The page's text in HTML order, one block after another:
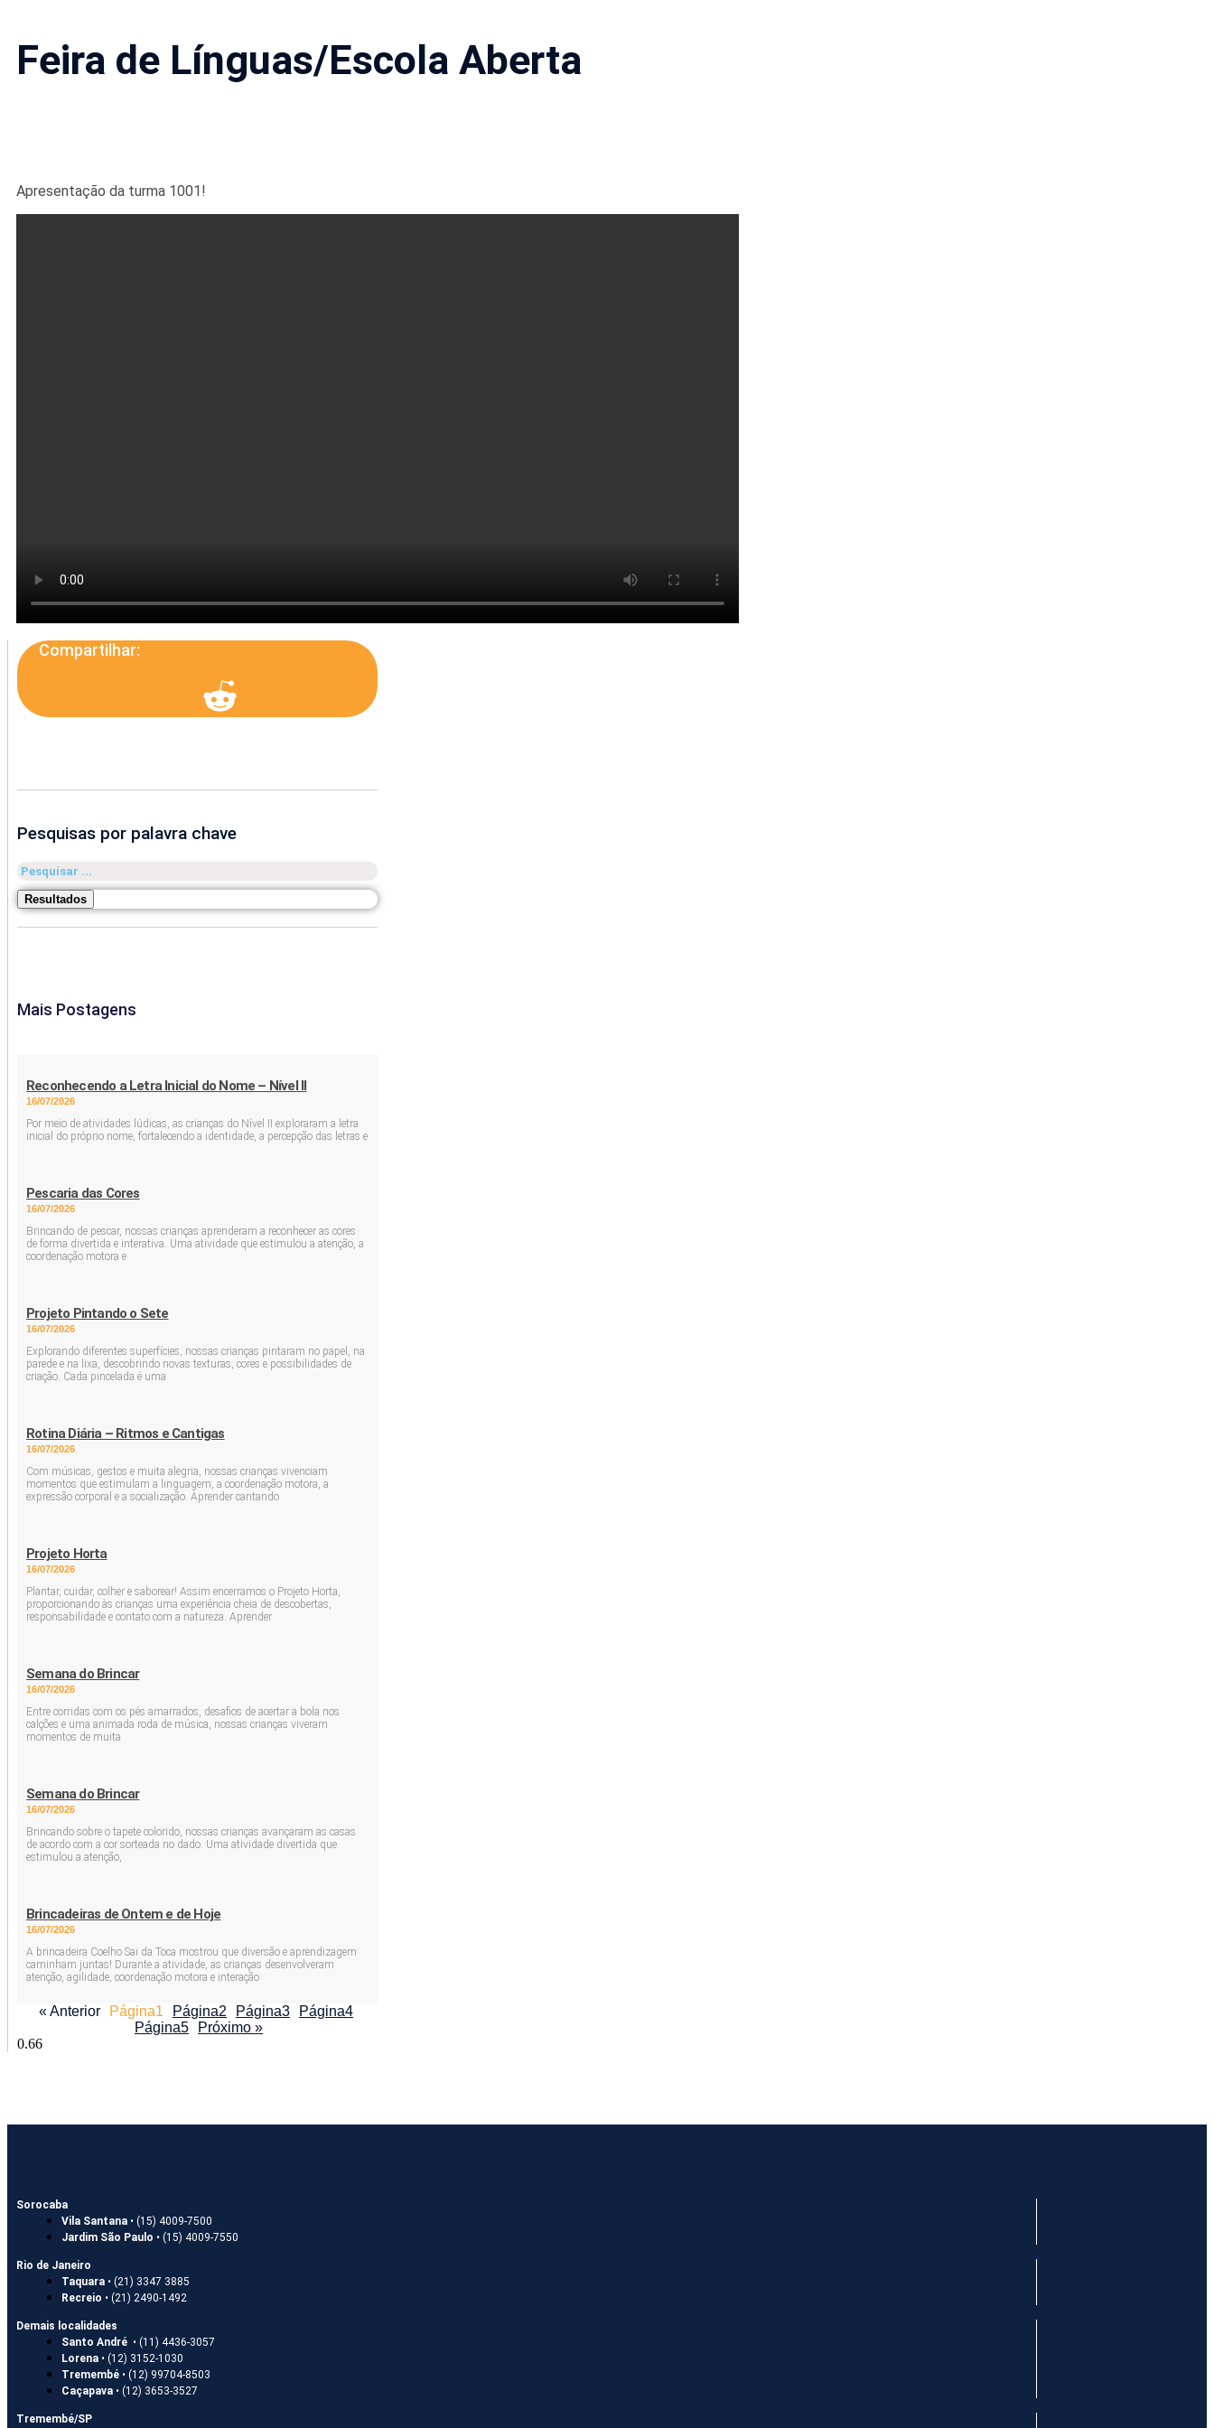
Feira de Línguas/Escola Aberta
Apresentação da turma 1001!
Compartilhar:
Pesquisas por palavra chave
Pesquisar
...
Resultados
Mais Postagens
Reconhecendo a Letra Inicial do Nome – Nível II
16/07/2026
Por meio de atividades lúdicas, as crianças do Nível II exploraram a letra
inicial do próprio nome, fortalecendo a identidade, a percepção das letras e
Pescaria das Cores
16/07/2026
Brincando de pescar, nossas crianças aprenderam a reconhecer as cores
de forma divertida e interativa. Uma atividade que estimulou a atenção, a
coordenação motora e
Projeto Pintando o Sete
16/07/2026
Explorando diferentes superfícies, nossas crianças pintaram no papel, na
parede e na lixa, descobrindo novas texturas, cores e possibilidades de
criação. Cada pincelada é uma
Rotina Diária – Ritmos e Cantigas
16/07/2026
Com músicas, gestos e muita alegria, nossas crianças vivenciam
momentos que estimulam a linguagem, a coordenação motora, a
expressão corporal e a socialização. Aprender cantando
Projeto Horta
16/07/2026
Plantar, cuidar, colher e saborear! Assim encerramos o Projeto Horta,
proporcionando às crianças uma experiência cheia de descobertas,
responsabilidade e contato com a natureza. Aprender
Semana do Brincar
16/07/2026
Entre corridas com os pés amarrados, desafios de acertar a bola nos
calções e uma animada roda de música, nossas crianças viveram
momentos de muita
Semana do Brincar
16/07/2026
Brincando sobre o tapete colorido, nossas crianças avançaram as casas
de acordo com a cor sorteada no dado. Uma atividade divertida que
estimulou a atenção,
Brincadeiras de Ontem e de Hoje
16/07/2026
A brincadeira Coelho Sai da Toca mostrou que diversão e aprendizagem
caminham juntas! Durante a atividade, as crianças desenvolveram
atenção, agilidade, coordenação motora e interação
« Anterior Página1 Página2 Página3 Página4
Página5 Próximo »
Sorocaba
Vila Santana • (15) 4009-7500
Jardim São Paulo • (15) 4009-7550
Rio de Janeiro
Taquara • (21) 3347 3885
Recreio • (21) 2490-1492
Demais localidades
Santo André • (11) 4436-3057
Lorena • (12) 3152-1030
Tremembé • (12) 99704-8503
Caçapava • (12) 3653-3527
Tremembé/SP